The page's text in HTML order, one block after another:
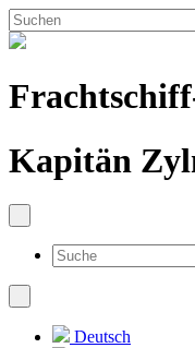
Kapitän
Deutsch